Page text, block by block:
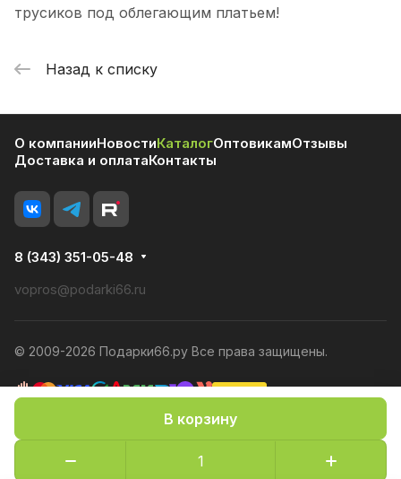
В корзину
трусиков под облегающим платьем!
Назад к списку
О компанииНовостиКаталогОптовикамОтзывы
Доставка и оплатаКонтакты
8 (343) 351-05-48
vopros@podarki66.ru
© 2009-2026 Подарки66.ру Все права защищены.
Политика конфиденциальности